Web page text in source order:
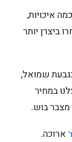
איכויות,
ביצרן יותר
שמואל,
במחיר
בוש.
ארוכה.